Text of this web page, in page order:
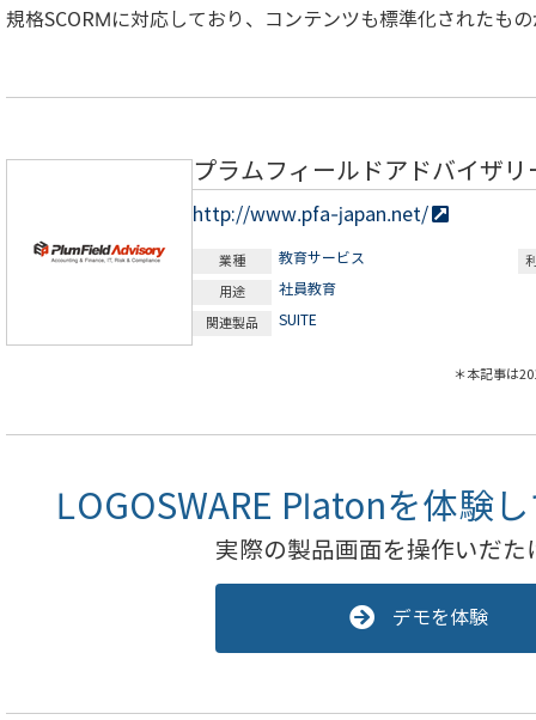
規格SCORMに対応しており、コンテンツも標準化されたも
プラムフィールドアドバイザリ
http://www.pfa-japan.net/
業種 教育サービス
用途 社員教育
関連製品 SUITE
＊本記事は
LOGOSWARE Platonを体験
実際の製品画面を操作いだた
デモを体験